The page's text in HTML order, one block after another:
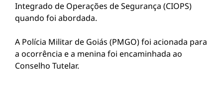
Integrado de Operações de Segurança (CIOPS)
quando foi abordada.
A Polícia Militar de Goiás (PMGO) foi acionada para
a ocorrência e a menina foi encaminhada ao
Conselho Tutelar.